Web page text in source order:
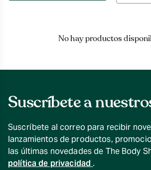
por
No hay productos
Suscríbete a
Suscríbete al correo para recibir
lanzamientos de productos,
las últimas novedades de The Body
política de privacidad .